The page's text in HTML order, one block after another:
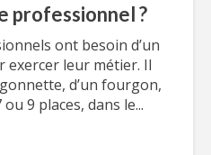
professionnel ?
ont besoin d’un
leur métier. Il
d’un fourgon,
ou 9 places, dans le...